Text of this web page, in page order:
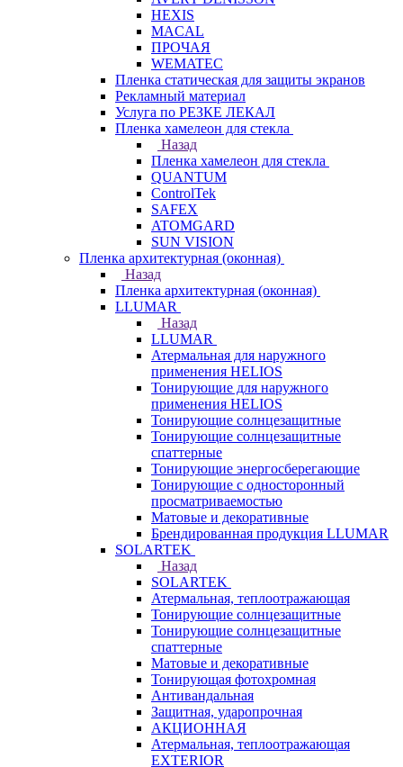
HEXIS
MACAL
ПРОЧАЯ
WEMATEC
Пленка статическая для защиты экранов
Рекламный материал
Услуга по РЕЗКЕ ЛЕКАЛ
Пленка хамелеон для стекла
Назад
Пленка хамелеон для стекла
QUANTUM
ControlTek
SAFEX
ATOMGARD
SUN VISION
Пленка архитектурная (оконная)
Назад
Пленка архитектурная (оконная)
LLUMAR
Назад
LLUMAR
Атермальная для наружного
применения HELIOS
Тонирующие для наружного
применения HELIOS
Тонирующие солнцезащитные
Тонирующие солнцезащитные
спаттерные
Тонирующие энергосберегающие
Тонирующие с односторонный
просматриваемостью
Матовые и декоративные
Брендированная продукция LLUMAR
SOLARTEK
Назад
SOLARTEK
Атермальная, теплоотражающая
Тонирующие солнцезащитные
Тонирующие солнцезащитные
спаттерные
Матовые и декоративные
Тонирующая фотохромная
Антивандальная
Защитная, ударопрочная
АКЦИОННАЯ
Атермальная, теплоотражающая
EXTERIOR